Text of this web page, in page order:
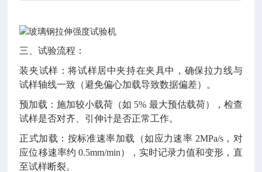
三、试验流程：
装夹试样：将试样居中夹持在夹具中，确保拉力线与
试样轴线一致（避免偏心加载导致数据偏差）。
预加载：施加较小载荷（如 5% 最大预估载荷），检查
试样是否对齐、引伸计是否正常工作。
正式加载：按标准速率加载（如应力速率 2MPa/s，对
应位移速率约 0.5mm/min），实时记录力值和变形，直
至试样断裂。